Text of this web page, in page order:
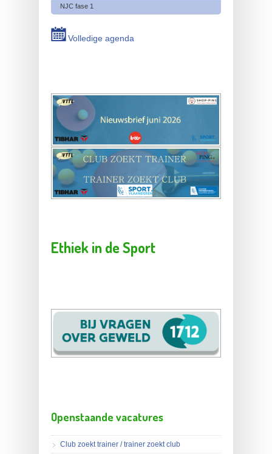
NJC fase 1
Volledige agenda
Ethiek in de Sport
Openstaande vacatures
Club zoekt trainer / trainer zoekt club